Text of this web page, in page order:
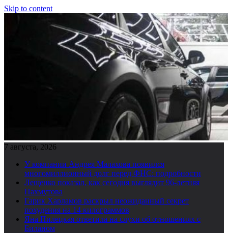
Skip to content
7 августа, 2026
У компании Андрея Малахова появился
многомиллионный долг перед ФНС: подробности
Лещенко показал, как сегодня выглядит 96-летняя
Пахмутова
Гарик Харламов раскрыл неожиданный секрет
похудения на 14 килограммов
Яна Пилецкая ответила на слухи об отношениях с
Биланом